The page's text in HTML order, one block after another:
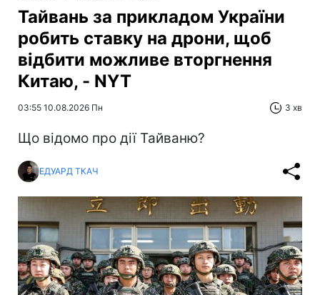
Тайвань за прикладом України
робить ставку на дрони, щоб
відбити можливе вторгнення
Китаю, - NYT
03:55 10.08.2026 Пн 3 хв
Що відомо про дії Тайваню?
ЕДУАРД ТКАЧ